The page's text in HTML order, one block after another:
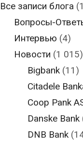
Все записи блога
Вопросы-
Интервью (4)
Новости (1 015)
Bigbank (11)
Citadele
Coop Pank
Danske Bank
DNB Bank